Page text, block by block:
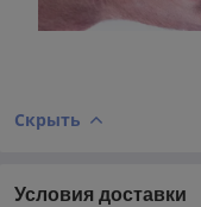
Скрыть
Условия доставки